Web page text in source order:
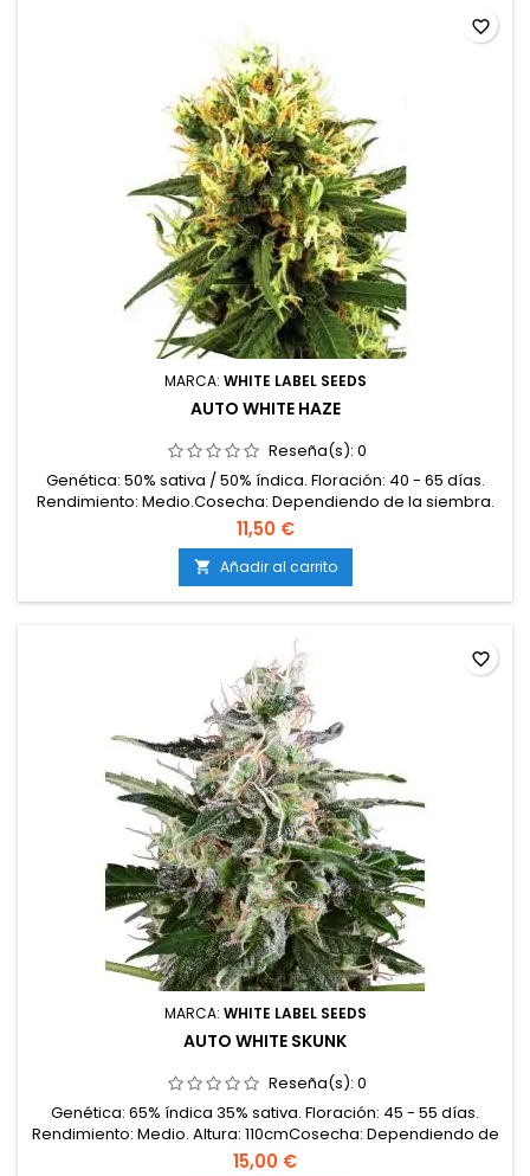
MARCA: WHITE LABEL SEEDS
AUTO WHITE HAZE
Reseña(s): 0
Genética: 50% sativa / 50% índica. Floración: 40 - 65 días.
Rendimiento: Medio.Cosecha: Dependiendo de la siembra.
11,50 €
 Añadir al carrito
favorite_border
MARCA: WHITE LABEL SEEDS
AUTO WHITE SKUNK
Reseña(s): 0
Genética: 65% índica 35% sativa. Floración: 45 - 55 días.
Rendimiento: Medio. Altura: 110cmCosecha: Dependiendo de
la siembra.
15,00 €
favorite_border